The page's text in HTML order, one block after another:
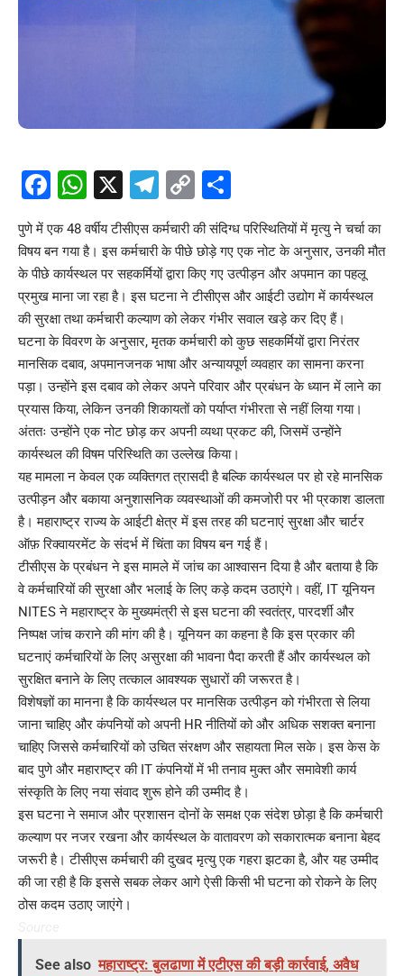
Facebook
WhatsApp
X Telegram
Copy
Link
पुणे में एक 48 वर्षीय टीसीएस कर्मचारी की संदिग्ध परिस्थितियों में मृत्यु ने चर्चा का
विषय बन गया है। इस कर्मचारी के पीछे छोड़े गए एक नोट के अनुसार, उनकी मौत
के पीछे कार्यस्थल पर सहकर्मियों द्वारा किए गए उत्पीड़न और अपमान का पहलू
प्रमुख माना जा रहा है। इस घटना ने टीसीएस और आईटी उद्योग में कार्यस्थल
की सुरक्षा तथा कर्मचारी कल्याण को लेकर गंभीर सवाल खड़े कर दिए हैं।
घटना के विवरण के अनुसार, मृतक कर्मचारी को कुछ सहकर्मियों द्वारा निरंतर
मानसिक दबाव, अपमानजनक भाषा और अन्यायपूर्ण व्यवहार का सामना करना
पड़ा। उन्होंने इस दबाव को लेकर अपने परिवार और प्रबंधन के ध्यान में लाने का
प्रयास किया, लेकिन उनकी शिकायतों को पर्याप्त गंभीरता से नहीं लिया गया।
अंततः उन्होंने एक नोट छोड़ कर अपनी व्यथा प्रकट की, जिसमें उन्होंने
कार्यस्थल की विषम परिस्थिति का उल्लेख किया।
यह मामला न केवल एक व्यक्तिगत त्रासदी है बल्कि कार्यस्थल पर हो रहे मानसिक
उत्पीड़न और बकाया अनुशासनिक व्यवस्थाओं की कमजोरी पर भी प्रकाश डालता
है। महाराष्ट्र राज्य के आईटी क्षेत्र में इस तरह की घटनाएं सुरक्षा और चार्टर
ऑफ़ रिक्वायरमेंट के संदर्भ में चिंता का विषय बन गई हैं।
टीसीएस के प्रबंधन ने इस मामले में जांच का आश्वासन दिया है और बताया है कि
वे कर्मचारियों की सुरक्षा और भलाई के लिए कड़े कदम उठाएंगे। वहीं, IT यूनियन
NITES ने महाराष्ट्र के मुख्यमंत्री से इस घटना की स्वतंत्र, पारदर्शी और
निष्पक्ष जांच कराने की मांग की है। यूनियन का कहना है कि इस प्रकार की
घटनाएं कर्मचारियों के लिए असुरक्षा की भावना पैदा करती हैं और कार्यस्थल को
सुरक्षित बनाने के लिए तत्काल आवश्यक सुधारों की जरूरत है।
विशेषज्ञों का मानना है कि कार्यस्थल पर मानसिक उत्पीड़न को गंभीरता से लिया
जाना चाहिए और कंपनियों को अपनी HR नीतियों को और अधिक सशक्त बनाना
चाहिए जिससे कर्मचारियों को उचित संरक्षण और सहायता मिल सके। इस केस के
बाद पुणे और महाराष्ट्र की IT कंपनियों में भी तनाव मुक्त और समावेशी कार्य
संस्कृति के लिए नया संवाद शुरू होने की उम्मीद है।
इस घटना ने समाज और प्रशासन दोनों के समक्ष एक संदेश छोड़ा है कि कर्मचारी
कल्याण पर नजर रखना और कार्यस्थल के वातावरण को सकारात्मक बनाना बेहद
जरूरी है। टीसीएस कर्मचारी की दुखद मृत्यु एक गहरा झटका है, और यह उम्मीद
की जा रही है कि इससे सबक लेकर आगे ऐसी किसी भी घटना को रोकने के लिए
ठोस कदम उठाए जाएंगे।
See also महाराष्ट्र: बुलढाणा में एटीएस की बड़ी कार्रवाई, अवैध